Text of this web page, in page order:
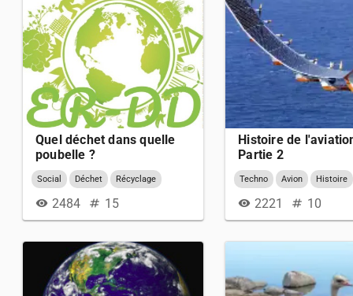
Quel déchet dans quelle
poubelle ?
Social Déchet
Récyclage
Environnement
Écologie
visibility 2484 numbers 15
Histoire de
Partie 2
Techno Avion Histoire
visibility 2221 numbers 10